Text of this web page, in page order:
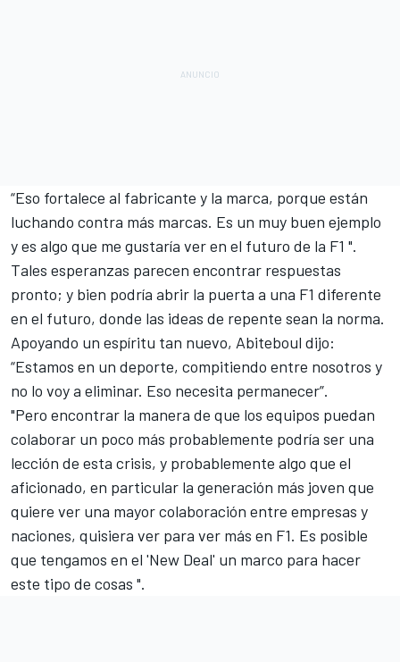
“Eso fortalece al fabricante y la marca, porque están
luchando contra más marcas. Es un muy buen ejemplo
y es algo que me gustaría ver en el futuro de la F1 ".
Tales esperanzas parecen encontrar respuestas
pronto; y bien podría abrir la puerta a una F1 diferente
en el futuro, donde las ideas de repente sean la norma.
Apoyando un espíritu tan nuevo, Abiteboul dijo:
“Estamos en un deporte, compitiendo entre nosotros y
no lo voy a eliminar. Eso necesita permanecer”.
"Pero encontrar la manera de que los equipos puedan
colaborar un poco más probablemente podría ser una
lección de esta crisis, y probablemente algo que el
aficionado, en particular la generación más joven que
quiere ver una mayor colaboración entre empresas y
naciones, quisiera ver para ver más en F1. Es posible
que tengamos en el 'New Deal' un marco para hacer
este tipo de cosas ".